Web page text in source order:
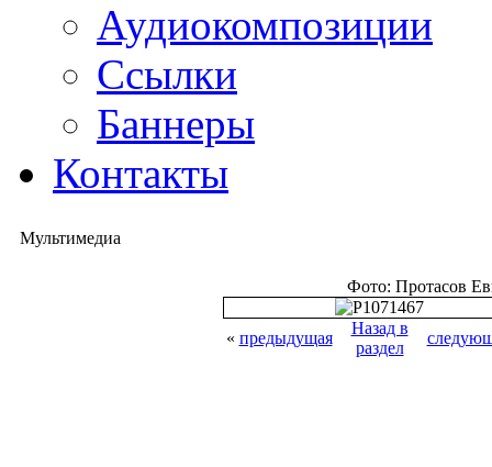
Аудиокомпозиции
Ссылки
Баннеры
Контакты
Мультимедиа
Фото: Протасов
« предыдущая
Назад в
раздел